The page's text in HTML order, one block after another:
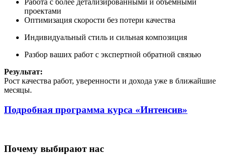
Работа с более детализированными и объёмными
проектами
Оптимизация скорости без потери качества
Индивидуальный стиль и сильная композиция
Разбор ваших работ с экспертной обратной связью
Результат:
Рост качества работ, уверенности и дохода уже в ближайшие
месяцы.
Подробная программа курса «Интенсив»
Почему выбирают нас